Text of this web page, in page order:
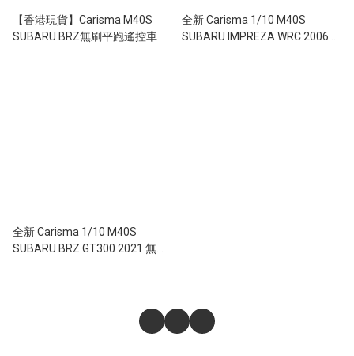
【香港現貨】Carisma M40S
SUBARU BRZ無刷平跑遙控車
全新 Carisma 1/10 M40S
SUBARU IMPREZA WRC 2006
全新 Carisma 1/10 M40S
SUBARU BRZ GT300 2021 無刷